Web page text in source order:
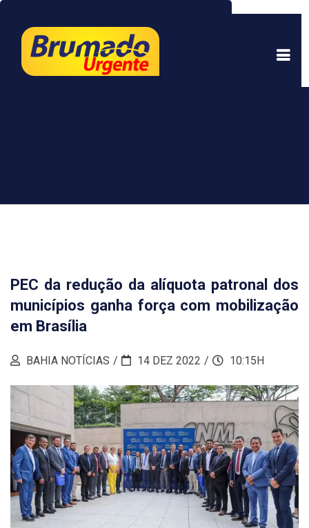
experiência. Ao continuar a navegar, você está
de acordo com isso.Saber mais.
PEC da redução da alíquota patronal dos
municípios ganha força com mobilização
em Brasília
BAHIA NOTÍCIAS 14 DEZ 2022 10:15H